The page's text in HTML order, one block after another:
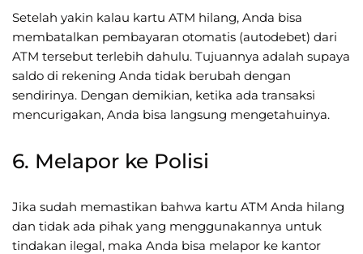
Setelah yakin kalau kartu ATM hilang, Anda bisa
membatalkan pembayaran otomatis (autodebet) dari
ATM tersebut terlebih dahulu. Tujuannya adalah supaya
saldo di rekening Anda tidak berubah dengan
sendirinya. Dengan demikian, ketika ada transaksi
mencurigakan, Anda bisa langsung mengetahuinya.
6. Melapor ke Polisi
Jika sudah memastikan bahwa kartu ATM Anda hilang
dan tidak ada pihak yang menggunakannya untuk
tindakan ilegal, maka Anda bisa melapor ke kantor